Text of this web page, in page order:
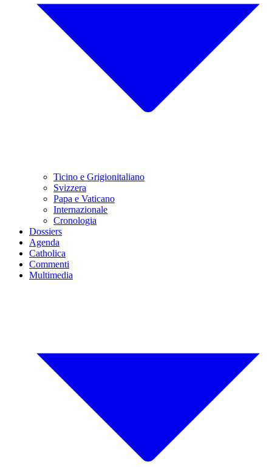
Ticino e Grigionitaliano
Svizzera
Papa e Vaticano
Internazionale
Cronologia
Dossiers
Agenda
Catholica
Commenti
Multimedia